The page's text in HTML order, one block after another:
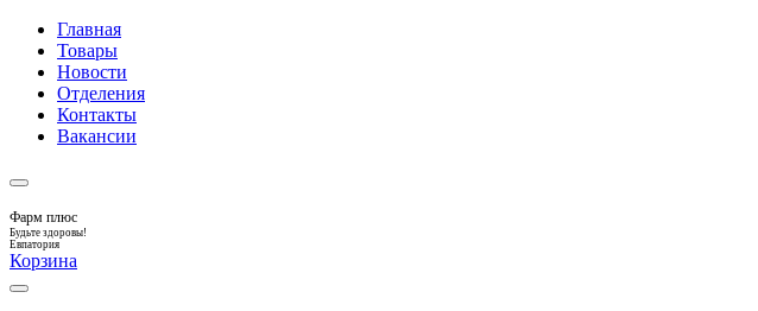
Главная
Товары
Новости
Отделения
Контакты
Вакансии
Фарм плюс
Будьте здоровы!
Евпатория
Корзина